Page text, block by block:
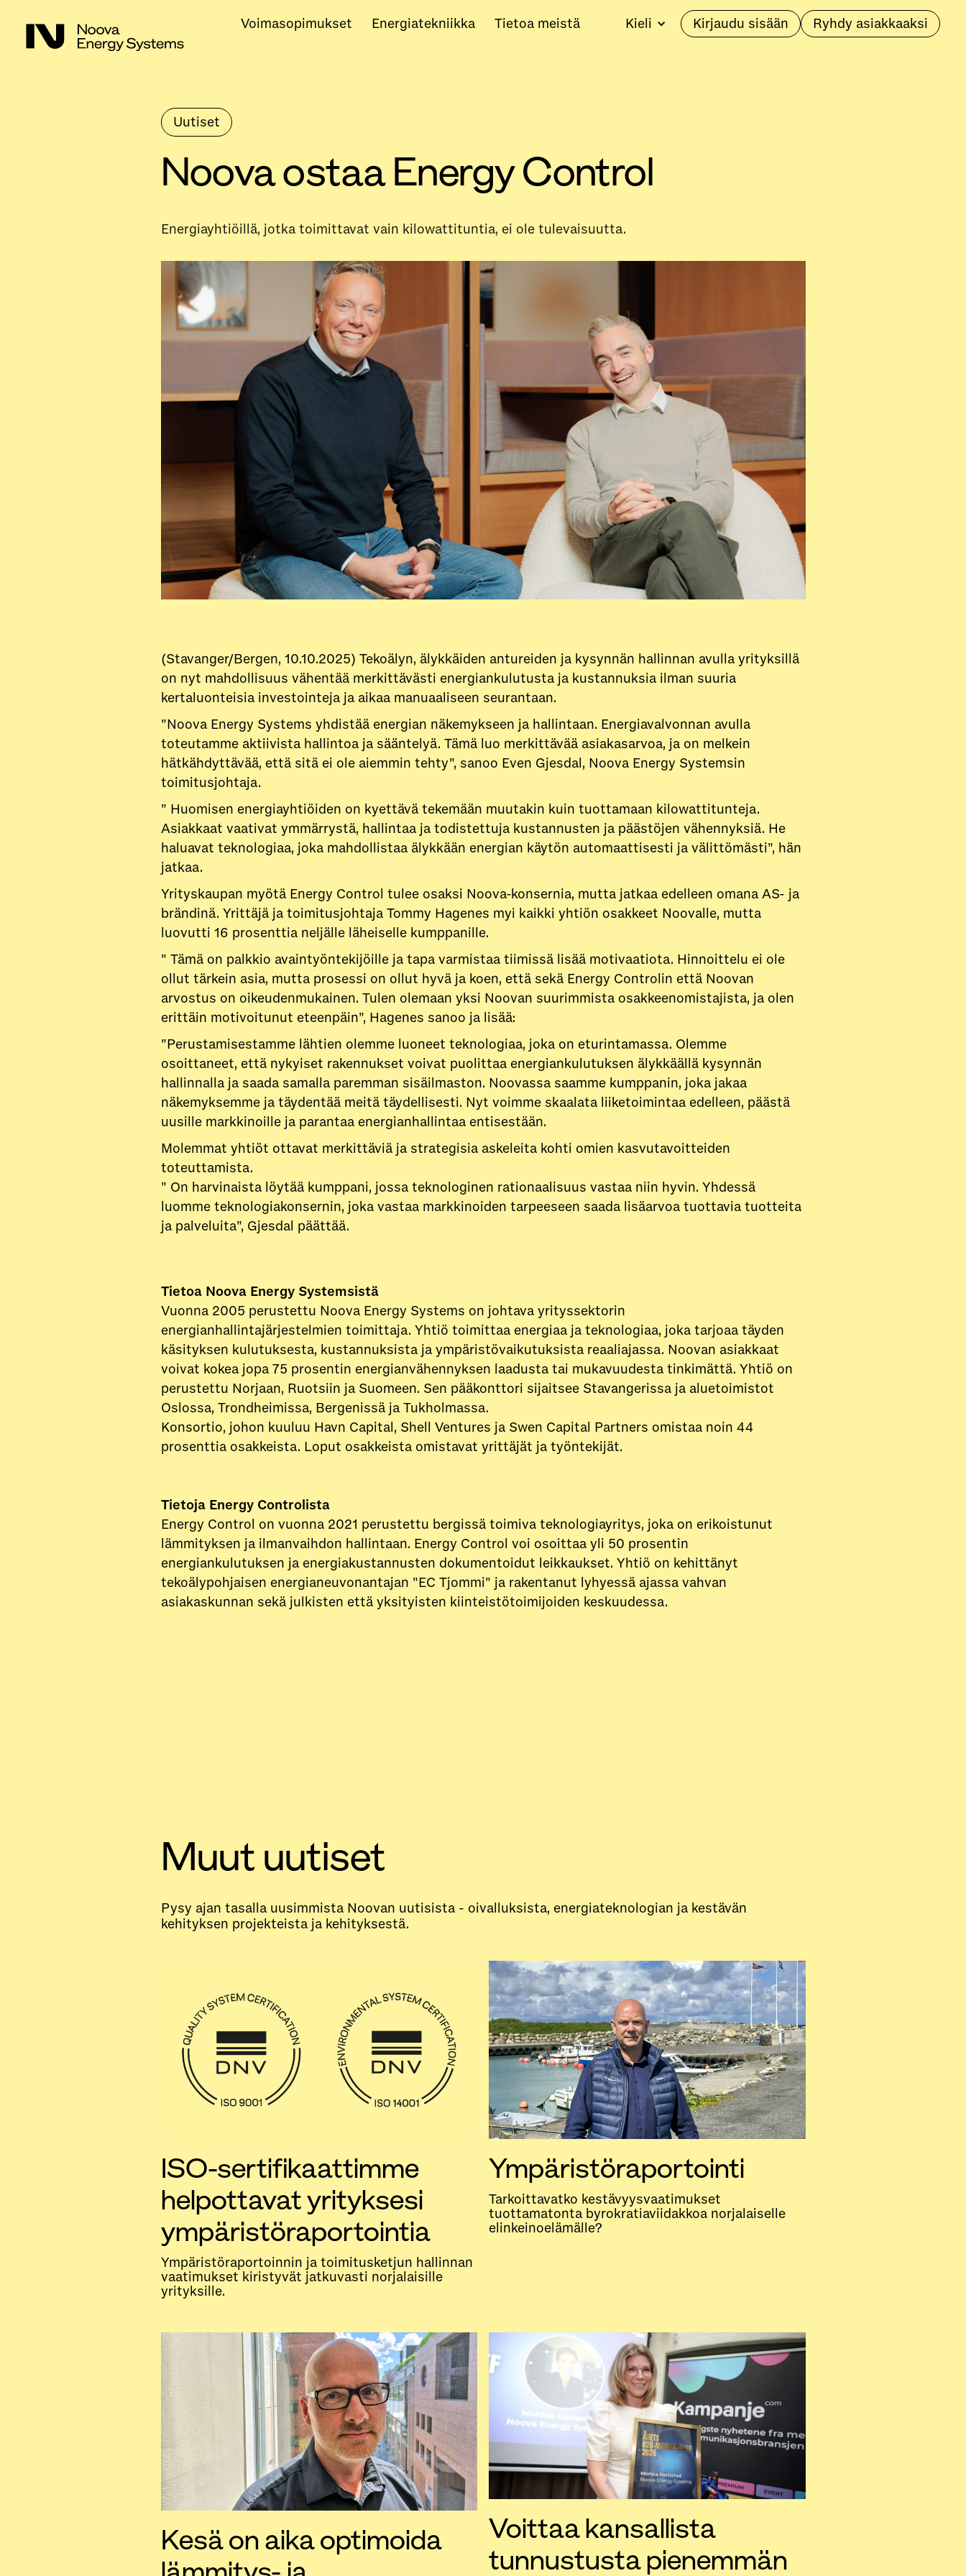
Uutiset
Noova ostaa Energy Control
Energiayhtiöillä, jotka toimittavat vain kilowattituntia, ei ole tulevaisuutta.
(Stavanger/Bergen, 10.10.2025) Tekoälyn, älykkäiden antureiden ja kysynnän hallinnan avulla yrityksillä
on nyt mahdollisuus vähentää merkittävästi energiankulutusta ja kustannuksia ilman suuria
kertaluonteisia investointeja ja aikaa manuaaliseen seurantaan.
”Noova Energy Systems yhdistää energian näkemykseen ja hallintaan. Energiavalvonnan avulla
toteutamme aktiivista hallintoa ja sääntelyä. Tämä luo merkittävää asiakasarvoa, ja on melkein
hätkähdyttävää, että sitä ei ole aiemmin tehty”, sanoo Even Gjesdal, Noova Energy Systemsin
toimitusjohtaja.
” Huomisen energiayhtiöiden on kyettävä tekemään muutakin kuin tuottamaan kilowattitunteja.
Asiakkaat vaativat ymmärrystä, hallintaa ja todistettuja kustannusten ja päästöjen vähennyksiä. He
haluavat teknologiaa, joka mahdollistaa älykkään energian käytön automaattisesti ja välittömästi”, hän
jatkaa.
Yrityskaupan myötä Energy Control tulee osaksi Noova-konsernia, mutta jatkaa edelleen omana AS- ja
brändinä. Yrittäjä ja toimitusjohtaja Tommy Hagenes myi kaikki yhtiön osakkeet Noovalle, mutta
luovutti 16 prosenttia neljälle läheiselle kumppanille.
” Tämä on palkkio avaintyöntekijöille ja tapa varmistaa tiimissä lisää motivaatiota. Hinnoittelu ei ole
ollut tärkein asia, mutta prosessi on ollut hyvä ja koen, että sekä Energy Controlin että Noovan
arvostus on oikeudenmukainen. Tulen olemaan yksi Noovan suurimmista osakkeenomistajista, ja olen
erittäin motivoitunut eteenpäin”, Hagenes sanoo ja lisää:
”Perustamisestamme lähtien olemme luoneet teknologiaa, joka on eturintamassa. Olemme
osoittaneet, että nykyiset rakennukset voivat puolittaa energiankulutuksen älykkäällä kysynnän
hallinnalla ja saada samalla paremman sisäilmaston. Noovassa saamme kumppanin, joka jakaa
näkemyksemme ja täydentää meitä täydellisesti. Nyt voimme skaalata liiketoimintaa edelleen, päästä
uusille markkinoille ja parantaa energianhallintaa entisestään.
Molemmat yhtiöt ottavat merkittäviä ja strategisia askeleita kohti omien kasvutavoitteiden
toteuttamista.
” On harvinaista löytää kumppani, jossa teknologinen rationaalisuus vastaa niin hyvin. Yhdessä
luomme teknologiakonsernin, joka vastaa markkinoiden tarpeeseen saada lisäarvoa tuottavia tuotteita
ja palveluita”, Gjesdal päättää.
Tietoa Noova Energy Systemsistä
Vuonna 2005 perustettu Noova Energy Systems on johtava yrityssektorin
energianhallintajärjestelmien toimittaja. Yhtiö toimittaa energiaa ja teknologiaa, joka tarjoaa täyden
käsityksen kulutuksesta, kustannuksista ja ympäristövaikutuksista reaaliajassa. Noovan asiakkaat
voivat kokea jopa 75 prosentin energianvähennyksen laadusta tai mukavuudesta tinkimättä. Yhtiö on
perustettu Norjaan, Ruotsiin ja Suomeen. Sen pääkonttori sijaitsee Stavangerissa ja aluetoimistot
Oslossa, Trondheimissa, Bergenissä ja Tukholmassa.
Konsortio, johon kuuluu Havn Capital, Shell Ventures ja Swen Capital Partners omistaa noin 44
prosenttia osakkeista. Loput osakkeista omistavat yrittäjät ja työntekijät.
Tietoja Energy Controlista
Energy Control on vuonna 2021 perustettu bergissä toimiva teknologiayritys, joka on erikoistunut
lämmityksen ja ilmanvaihdon hallintaan. Energy Control voi osoittaa yli 50 prosentin
energiankulutuksen ja energiakustannusten dokumentoidut leikkaukset. Yhtiö on kehittänyt
tekoälypohjaisen energianeuvonantajan ”EC Tjommi” ja rakentanut lyhyessä ajassa vahvan
asiakaskunnan sekä julkisten että yksityisten kiinteistötoimijoiden keskuudessa.
Muut uutiset
Pysy ajan tasalla uusimmista Noovan uutisista - oivalluksista, energiateknologian ja kestävän
kehityksen projekteista ja kehityksestä.
ISO-sertifikaattimme
helpottavat yrityksesi
ympäristöraportointia
Ympäristöraportoinnin ja toimitusketjun hallinnan
vaatimukset kiristyvät jatkuvasti norjalaisille
yrityksille.
Ympäristöraportointi
Tarkoittavatko kestävyysvaatimukset
tuottamatonta byrokratiaviidakkoa norjalaiselle
elinkeinoelämälle?
Kesä on aika optimoida
Voittaa kansallista
tunnustusta pienemmän
Voimasopimukset Energiatekniikka Tietoa meistä Kieli Kirjaudu sisään Ryhdy asiakkaaksi